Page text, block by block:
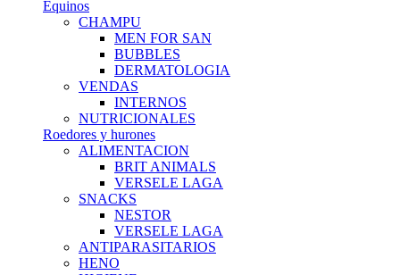
Equinos
CHAMPU
MEN FOR SAN
BUBBLES
DERMATOLOGIA
VENDAS
INTERNOS
NUTRICIONALES
Roedores y hurones
ALIMENTACION
BRIT ANIMALS
VERSELE LAGA
SNACKS
NESTOR
VERSELE LAGA
ANTIPARASITARIOS
HENO